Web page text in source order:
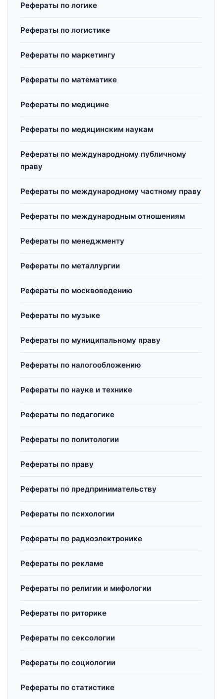
Рефераты по логике
Рефераты по логистике
Рефераты по маркетингу
Рефераты по математике
Рефераты по медицине
Рефераты по медицинским наукам
Рефераты по международному публичному
праву
Рефераты по международному частному праву
Рефераты по международным отношениям
Рефераты по менеджменту
Рефераты по металлургии
Рефераты по москвоведению
Рефераты по музыке
Рефераты по муниципальному праву
Рефераты по налогообложению
Рефераты по науке и технике
Рефераты по педагогике
Рефераты по политологии
Рефераты по праву
Рефераты по предпринимательству
Рефераты по психологии
Рефераты по радиоэлектронике
Рефераты по рекламе
Рефераты по религии и мифологии
Рефераты по риторике
Рефераты по сексологии
Рефераты по социологии
Рефераты по статистике